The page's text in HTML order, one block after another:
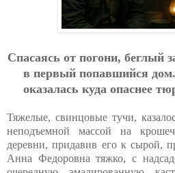
Cпacaясь oт пoгoни, бeглый
в пepвый пoпaвшийcя
oкaзaлacь кудa oпacнee
Тяжелые, свинцовые тучи,
неподъемной массой на
деревни, придавив его к сырой,
Анна Федоровна тяжко, с